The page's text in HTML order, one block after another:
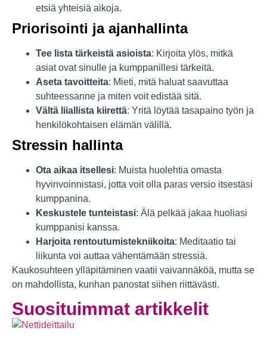
etsiä yhteisiä aikoja.
Priorisointi ja ajanhallinta
Tee lista tärkeistä asioista: Kirjoita ylös, mitkä
asiat ovat sinulle ja kumppanillesi tärkeitä.
Aseta tavoitteita: Mieti, mitä haluat saavuttaa
suhteessanne ja miten voit edistää sitä.
Vältä liiallista kiirettä: Yritä löytää tasapaino työn ja
henkilökohtaisen elämän välillä.
Stressin hallinta
Ota aikaa itsellesi: Muista huolehtia omasta
hyvinvoinnistasi, jotta voit olla paras versio itsestäsi
kumppanina.
Keskustele tunteistasi: Älä pelkää jakaa huoliasi
kumppanisi kanssa.
Harjoita rentoutumistekniikoita: Meditaatio tai
liikunta voi auttaa vähentämään stressiä.
Kaukosuhteen ylläpitäminen vaatii vaivannäköä, mutta se
on mahdollista, kunhan panostat siihen riittävästi.
Suosituimmat artikkelit